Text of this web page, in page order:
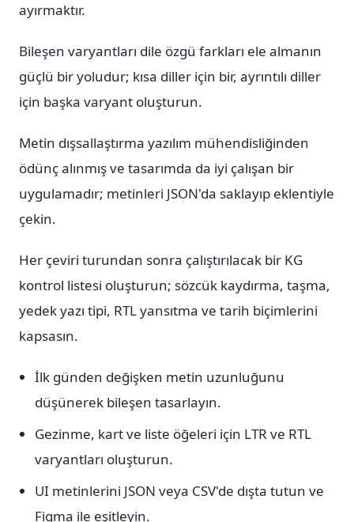
ayırmaktır.
Bileşen varyantları dile özgü farkları ele almanın
güçlü bir yoludur; kısa diller için bir, ayrıntılı diller
için başka varyant oluşturun.
Metin dışsallaştırma yazılım mühendisliğinden
ödünç alınmış ve tasarımda da iyi çalışan bir
uygulamadır; metinleri JSON'da saklayıp eklentiyle
çekin.
Her çeviri turundan sonra çalıştırılacak bir KG
kontrol listesi oluşturun; sözcük kaydırma, taşma,
yedek yazı tipi, RTL yansıtma ve tarih biçimlerini
kapsasın.
İlk günden değişken metin uzunluğunu
düşünerek bileşen tasarlayın.
Gezinme, kart ve liste öğeleri için LTR ve RTL
varyantları oluşturun.
UI metinlerini JSON veya CSV'de dışta tutun ve
Figma ile eşitleyin.